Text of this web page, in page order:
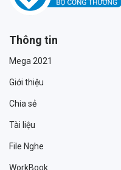
Thông tin
Mega 2021
Giới thiệu
Chia sẻ
Tài liệu
File Nghe
WorkBook